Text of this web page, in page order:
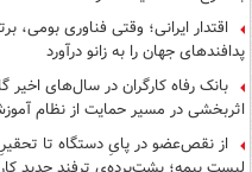
اقتدار ایرانی؛ وقتی فناوری بومی،
پدافندهای جهان را به زانو درآورد
بانک رفاه کارگران در سال‌های اخیر
اثربخشی در مسیر حمایت از نظام
برداشته است
از نقص‌عضو در پایِ دستگاه تا